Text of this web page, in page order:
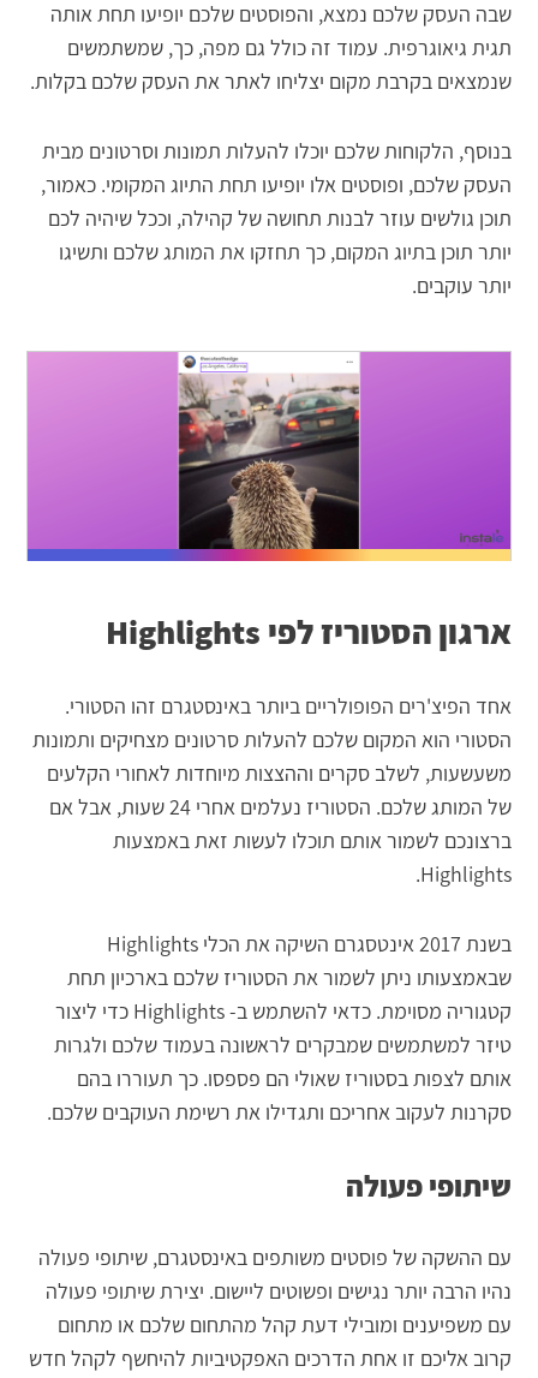
שבה העסק שלכם נמצא, והפוסטים שלכם יופיעו תחת אותה
תגית גיאוגרפית. עמוד זה כולל גם מפה, כך, שמשתמשים
שנמצאים בקרבת מקום יצליחו לאתר את העסק שלכם בקלות.
בנוסף, הלקוחות שלכם יוכלו להעלות תמונות וסרטונים מבית
העסק שלכם, ופוסטים אלו יופיעו תחת התיוג המקומי. כאמור,
תוכן גולשים עוזר לבנות תחושה של קהילה, וככל שיהיה לכם
יותר תוכן בתיוג המקום, כך תחזקו את המותג שלכם ותשיגו
יותר עוקבים.
ארגון הסטוריז לפי Highlights
אחד הפיצ'רים הפופולריים ביותר באינסטגרם זהו הסטורי.
הסטורי הוא המקום שלכם להעלות סרטונים מצחיקים ותמונות
משעשעות, לשלב סקרים וההצצות מיוחדות לאחורי הקלעים
של המותג שלכם. הסטוריז נעלמים אחרי 24 שעות, אבל אם
ברצונכם לשמור אותם תוכלו לעשות זאת באמצעות
Highlights.
בשנת 2017 אינטסגרם השיקה את הכלי Highlights
שבאמצעותו ניתן לשמור את הסטוריז שלכם בארכיון תחת
קטגוריה מסוימת. כדאי להשתמש ב- Highlights כדי ליצור
טיזר למשתמשים שמבקרים לראשונה בעמוד שלכם ולגרות
אותם לצפות בסטוריז שאולי הם פספסו. כך תעוררו בהם
סקרנות לעקוב אחריכם ותגדילו את רשימת העוקבים שלכם.
שיתופי פעולה
עם ההשקה של פוסטים משותפים באינסטגרם, שיתופי פעולה
נהיו הרבה יותר נגישים ופשוטים ליישום. יצירת שיתופי פעולה
עם משפיענים ומובילי דעת קהל מהתחום שלכם או מתחום
קרוב אליכם זו אחת הדרכים האפקטיביות להיחשף לקהל חדש